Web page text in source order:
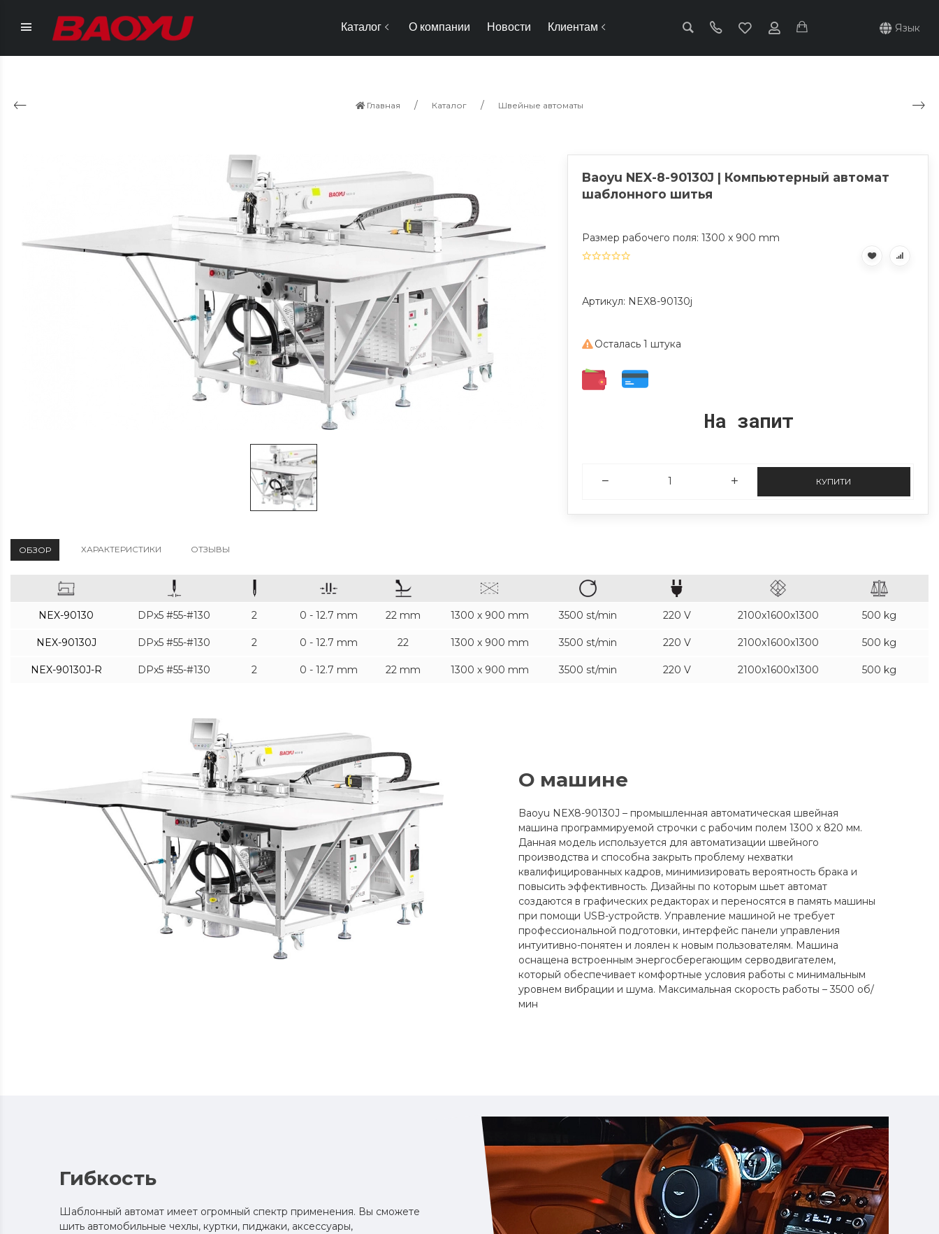
Каталог О компании Новости Клиентам Язык
Главная Каталог Швейные автоматы
Baoyu NEX-8-90130J | Компьютерный автомат
шаблонного шитья
Размер рабочего поля: 1300 x 900 mm
Артикул: NEX8-90130j
Осталась 1 штука
На запит
КУПИТИ
ОБЗОР ХАРАКТЕРИСТИКИ ОТЗЫВЫ
NEX-90130 DPx5 #55-#130 2 0 - 12.7 mm 22 mm 1300 x 900 mm 3500 st/min 220 V 2100x1600x1300 500 kg
NEX-90130J DPx5 #55-#130 2 0 - 12.7 mm 22 1300 x 900 mm 3500 st/min 220 V 2100x1600x1300 500 kg
NEX-90130J-R DPx5 #55-#130 2 0 - 12.7 mm 22 mm 1300 x 900 mm 3500 st/min 220 V 2100x1600x1300 500 kg
О машине
Baoyu NEX8-90130J – промышленная автоматическая швейная
машина программируемой строчки с рабочим полем 1300 х 820 мм.
Данная модель используется для автоматизации швейного
производства и способна закрыть проблему нехватки
квалифицированных кадров, минимизировать вероятность брака и
повысить эффективность. Дизайны по которым шьет автомат
создаются в графических редакторах и переносятся в память машины
при помощи USB-устройств. Управление машиной не требует
профессиональной подготовки, интерфейс панели управления
интуитивно-понятен и лоялен к новым пользователям. Машина
оснащена встроенным энергосберегающим серводвигателем,
который обеспечивает комфортные условия работы с минимальным
уровнем вибрации и шума. Максимальная скорость работы – 3500 об/
мин
Гибкость
Шаблонный автомат имеет огромный спектр применения. Вы сможете
шить автомобильные чехлы, куртки, пиджаки, аксессуары,